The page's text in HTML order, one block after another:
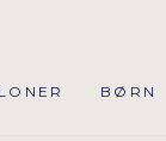
BØRN